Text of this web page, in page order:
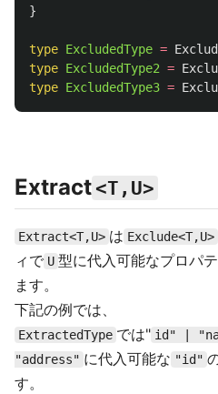
}
type ExcludedType =
type ExcludedType2 =
type ExcludedType3 =
Extract <T,U>
Extract<T,U> は Exclude<T,U>
ィで U 型に代入可能なプロパ
ます。
下記の例では、
ExtractedType では" id" |
"address" に代入可能な "id"
す。